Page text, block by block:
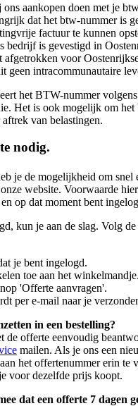
aankopen doen met je
dat het btw-nummer is
factuur te kunnen
bedrijf is gevestigd in
afgetrokken voor
geen intracommunautaire
het BTW-nummer
Het is ook mogelijk om het
van belastingen.
nodig.
je de mogelijkheid om snel
website. Voorwaarde
op dat moment bent
kun je aan de slag. Volg de
je bent ingelogd.
toe aan het winkelmandje.
'Offerte aanvragen'.
per e-mail naar je
in een bestelling?
de offerte eenvoudig
mailen. Als je ons een
het offertenummer erin te
voor dezelfde prijs koopt.
dat een offerte 7 dagen